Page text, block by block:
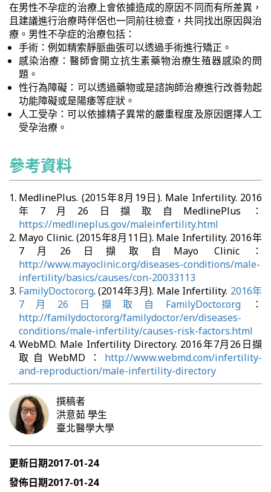
在男性不孕症的治療上會依據造成的原因不同而有所差異，
且建議進行治療時伴侶也一同前往檢查，共同找出原因與治
療。男性不孕症的治療包括：
手術：例如精索靜脈曲張可以透過手術進行矯正。
感染治療：醫師會開立抗生素藥物治療生殖器感染的問
題。
性行為障礙：可以透過藥物或是諮詢師治療進行改善勃起
功能障礙或是陽痿等症狀。
人工受孕：可以依據精子異常的嚴重程度及原因選擇人工
受孕治療。
參考資料
MedlinePlus. (2015年8月19日). Male Infertility. 2016
年7月26日擷取自MedlinePlus：
https://medlineplus.gov/maleinfertility.html
Mayo Clinic. (2015年8月11日). Male Infertility. 2016年
7月26日擷取自Mayo Clinic：
http://www.mayoclinic.org/diseases-conditions/male-
infertility/basics/causes/con-20033113
FamilyDoctor.org. (2014年3月). Male Infertility. 2016年
7月26日擷取自FamilyDoctor.org：
http://familydoctor.org/familydoctor/en/diseases-
conditions/male-infertility/causes-risk-factors.html
WebMD. Male Infertility Directory. 2016年7月26日擷
取自WebMD： http://www.webmd.com/infertility-
and-reproduction/male-infertility-directory
撰稿者
洪意茹學生
臺北醫學大學
更新日期2017-01-24
發佈日期2017-01-24